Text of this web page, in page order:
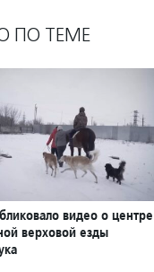
ПО ТЕМЕ
видео о центре
верховой езды